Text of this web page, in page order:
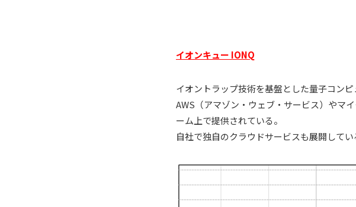
イオンキュー IONQ
イオントラップ技術を基盤とした量子コンピ
AWS（アマゾン・ウェブ・サービス）やマ
ーム上で提供されている。
自社で独自のクラウドサービスも展開してい